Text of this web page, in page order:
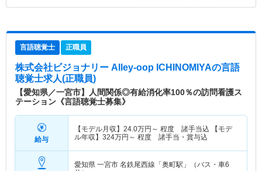
言語聴覚士 正職員
株式会社ビジョナリー Alley-oop ICHINOMIYAの言語
聴覚士求人(正職員)
【愛知県／一宮市】人間関係◎有給消化率100％の訪問看護ス
テーション《言語聴覚士募集》
給与
【モデル月収】 24.0万円～ 程度 諸手当込 【モデ
ル年収】 324万円～ 程度 諸手当・賞与込
愛知県 一宮市 名鉄尾西線「奥町駅」（バス・車6